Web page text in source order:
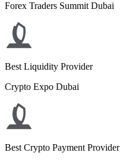
Forex Traders Summit Dubai
Best Liquidity Provider
Crypto Expo Dubai
Best Crypto Payment Provider